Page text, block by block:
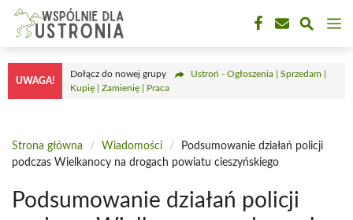
Przejdź
treści
UWAGA!
Dołącz do nowej grupy
Ustroń - Ogłoszenia | Sprzedam |
Kupię | Zamienię | Praca
Strona główna / Wiadomości /
Podsumowanie działań policji
podczas Wielkanocy na drogach powiatu cieszyńskiego
Podsumowanie działań policji